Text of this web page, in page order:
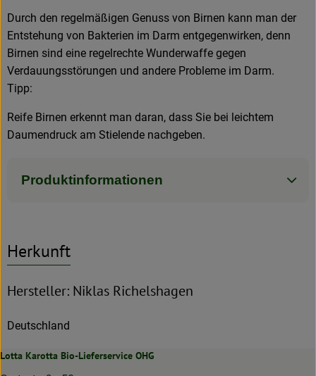
Durch den regelmäßigen Genuss von Birnen kann man der
Entstehung von Bakterien im Darm entgegenwirken, denn
Birnen sind eine regelrechte Wunderwaffe gegen
Verdauungsstörungen und andere Probleme im Darm.
Tipp:
Reife Birnen erkennt man daran, dass Sie bei leichtem
Daumendruck am Stielende nachgeben.
Produktinformationen
Herkunft
Hersteller: Niklas Richelshagen
Deutschland
Lotta Karotta Bio-Lieferservice OHG